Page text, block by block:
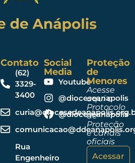
Contato
(62)
3329-
3400
Rua
Engenheiro
Social
Media
Youtube
@dioceseanapolis
@dioceseanapolis
Proteção
de
Menores
Acesse
aqui o
Protocolo
de
Proteção
e canais
oficiais
Acessar